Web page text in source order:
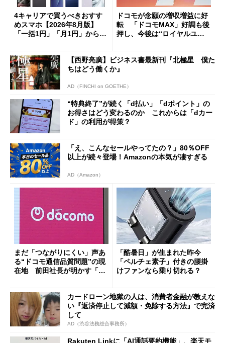
4キャリアで買うべきおすす
めスマホ【2026年8月版】
「一括1円」「月1円」からお
ドコモが念願の増収増益に好
転 「ドコモMAX」好調も後
押し、今後は“ロイヤルユー
【西野亮廣】ビジネス書最新刊『北極星 僕た
ちはどう働くか』
AD（FINCHI on GOETHE）
“特典終了”が続く「d払い」「dポイント」の
お得さはどう変わるのか これからは「dカー
ド」の利用が得策？
「え、こんなセールやってたの？」80％OFF
以上が続々登場！Amazonの本気が凄すぎる
AD（Amazon）
まだ「つながりにくい」声あ
る“ドコモ通信品質問題”の現
在地 前田社長が明かす「道
「酷暑日」が生まれた昨今
「ペルチェ素子」付きの腰掛
けファンなら乗り切れる？
カードローン地獄の人は、消費者金融が教えな
い『返済停止して減額・免除する方法』で完済
して
AD（渋谷法務総合事務所）
Rakuten Linkに「AI通話要約機能」、楽天モ